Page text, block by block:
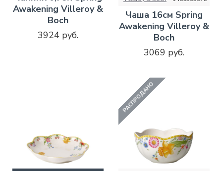
Awakening Villeroy &
Boch
3924 руб.
Чаша 16см Spring
Awakening Villeroy &
Boch
3069 руб.
РАСПРОДАНО